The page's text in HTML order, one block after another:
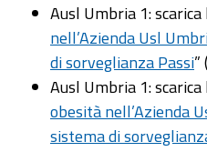
Ausl Umbria 1: scarica
nell’Azienda Usl
di sorveglianza Passi
Ausl Umbria 1: scarica
obesità nell’Azienda
sistema di